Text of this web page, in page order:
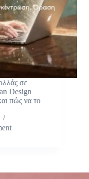
σε
Design
πώς να το